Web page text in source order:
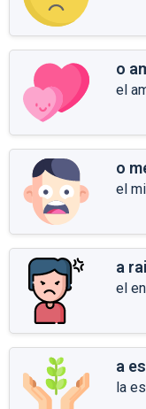
o
el
o
el
a
el
a
la